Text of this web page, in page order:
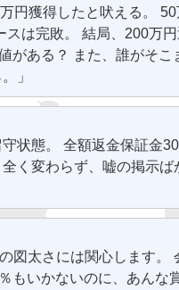
円獲得したと吠える。
スは完敗。 結局、200万
がある？ また、誰がそこ
」
状態。 全額返金保証金
く変わらず、嘘の掲示ば
図太さには関心します。
もいかないのに、あんな